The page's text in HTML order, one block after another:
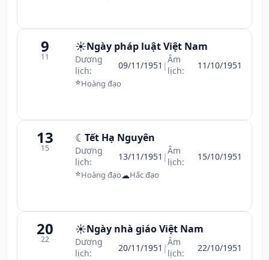
9
11
☀️Ngày pháp luật Việt Nam
Dương
lịch:
09/11/1951 |Âm
lịch:
11/10/1951
⭐Hoàng đạo
13
15
☾ Tết Hạ Nguyên
Dương
lịch:
13/11/1951 |Âm
lịch:
15/10/1951
⭐Hoàng đạo☁Hắc đạo
20
22
☀️Ngày nhà giáo Việt Nam
Dương
lịch:
20/11/1951 |Âm
lịch:
22/10/1951